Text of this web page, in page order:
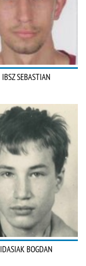
IBSZ SEBASTIAN
IDASIAK BOGDAN